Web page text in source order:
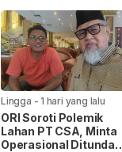
Lingga -1 hari yang lalu
ORI Soroti Polemik
Lahan PT CSA, Minta
Operasional Ditunda